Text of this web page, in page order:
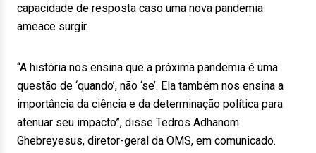
capacidade de resposta caso uma nova pandemia
ameace surgir.
“A história nos ensina que a próxima pandemia é uma
questão de ‘quando’, não ‘se’. Ela também nos ensina a
importância da ciência e da determinação política para
atenuar seu impacto”, disse Tedros Adhanom
Ghebreyesus, diretor-geral da OMS, em comunicado.